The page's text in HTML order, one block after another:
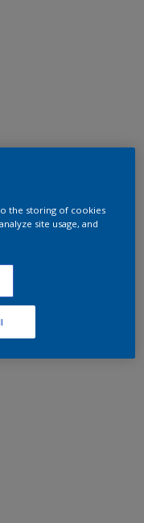
the storing of cookies
site usage, and